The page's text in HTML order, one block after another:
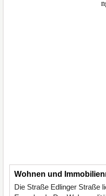
Wohnen und
Die Straße Edlinger Straße